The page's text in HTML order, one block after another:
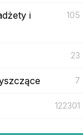
i
105
23
7
122301